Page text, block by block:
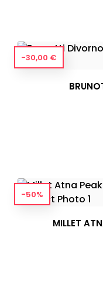
-30,00 €
MILLET
-50%